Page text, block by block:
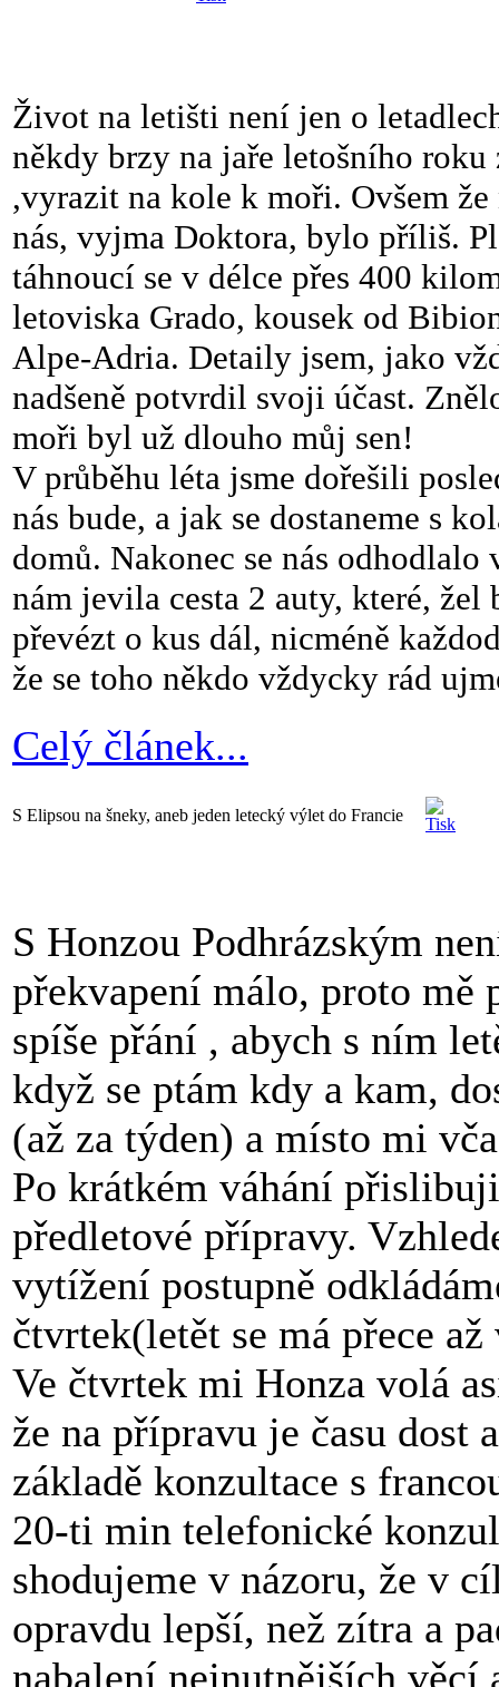
Život na letišti není jen o
někdy brzy na jaře letošního
,vyrazit na kole k moři. Ovšem
nás, vyjma Doktora, bylo příliš.
táhnoucí se v délce přes 400
letoviska Grado, kousek od
Alpe-Adria. Detaily jsem, jako
nadšeně potvrdil svoji účast.
moři byl už dlouho můj sen!
V průběhu léta jsme dořešili
nás bude, a jak se dostaneme s
domů. Nakonec se nás
nám jevila cesta 2 auty, které,
převézt o kus dál, nicméně
že se toho někdo vždycky rád
Celý článek...
S Elipsou na šneky, aneb jeden letecký výlet do Francie
S Honzou Podhrázským
překvapení málo, proto
spíše přání , abych s ním
když se ptám kdy a kam,
(až za týden) a místo mi
Po krátkém váhání
předletové přípravy.
vytížení postupně
čtvrtek(letět se má přece až
Ve čtvrtek mi Honza volá
že na přípravu je času dost
základě konzultace s
20-ti min telefonické
shodujeme v názoru, že v
opravdu lepší, než zítra a
nabalení nejnutnějších